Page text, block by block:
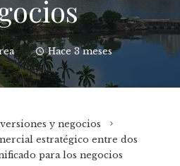
Hace 3 meses
y negocios
estratégico entre dos
para los negocios